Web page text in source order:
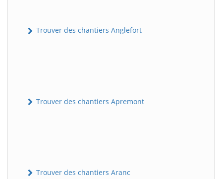
Trouver des chantiers Anglefort
Trouver des chantiers Apremont
Trouver des chantiers Aranc